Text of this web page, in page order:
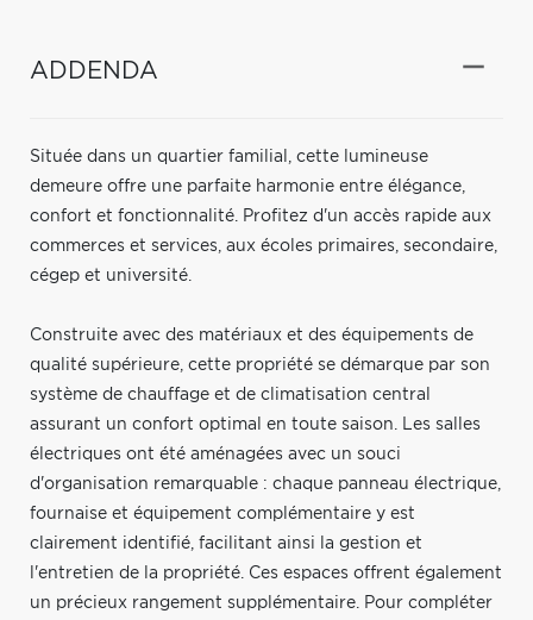
ADDENDA
Située dans un quartier familial, cette lumineuse
demeure offre une parfaite harmonie entre élégance,
confort et fonctionnalité. Profitez d'un accès rapide aux
commerces et services, aux écoles primaires, secondaire,
cégep et université.
Construite avec des matériaux et des équipements de
qualité supérieure, cette propriété se démarque par son
système de chauffage et de climatisation central
assurant un confort optimal en toute saison. Les salles
électriques ont été aménagées avec un souci
d'organisation remarquable : chaque panneau électrique,
fournaise et équipement complémentaire y est
clairement identifié, facilitant ainsi la gestion et
l'entretien de la propriété. Ces espaces offrent également
un précieux rangement supplémentaire. Pour compléter